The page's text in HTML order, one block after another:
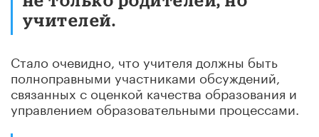
учителей.
Стало очевидно, что учителя должны быть
полноправными участниками обсуждений,
связанных с оценкой качества образования и
управлением образовательными процессами.